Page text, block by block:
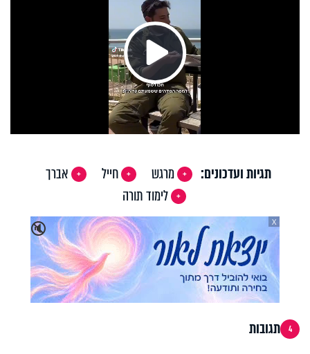
Play
Video
תגיות ועדכונים: מרגש חייל
אברך
לימוד תורה
🔇
X
4 תגובות